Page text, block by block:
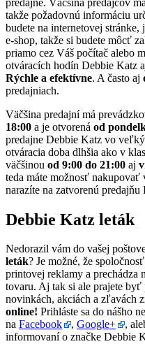
takže požadovnú informáciu
budete na internetovej
e-shop, takže si budete môcť
priamo cez Váš počítač alebo
otváracích hodín Debbie Katz
Rýchle a efektívne. A často aj
predajniach.
Väčšina predajní má
18:00 a je otvorená od
predajne Debbie Katz vo
otváracia doba dlhšia ako v
väčšinou od 9:00 do 21:00 aj
teda máte možnosť
narazíte na zatvorenú predajňu
Debbie Katz leták
Nedorazil vám do vašej
leták? Je možné, že
printovej reklamy a prechádza
tovaru. Aj tak si ale prajete
novinkách, akciách a zľavách
online! Prihláste sa do nášho
na Facebook , Google+ ,
informovaní o značke Debbie